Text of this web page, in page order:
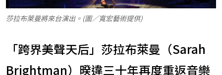
莎拉布萊曼將來台演出。(圖／寬宏藝術提供)
「跨界美聲天后」莎拉布萊曼（Sarah
Brightman）暌違三十年再度重返音樂